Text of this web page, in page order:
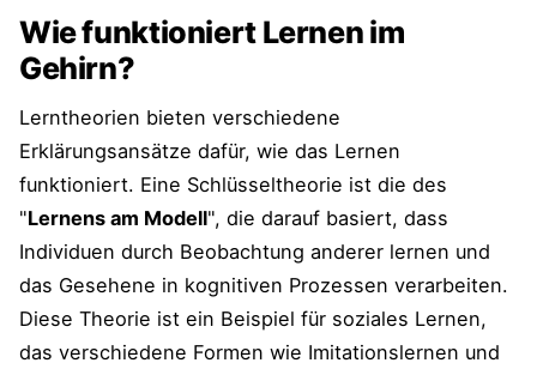
Die Rolle von Wiederholung und
Konsolidierung
Weitere und verrückte Ideen, um die
Lernmotivation und den Lernerfolg zu
Lernstoff einteilen – eine Salami bitte!
Erfolg mit dem bildlichen Vorstellen
Rappen hilft nicht nur dem Deppen
Wie funktioniert Lernen im
Gehirn?
Lerntheorien bieten verschiedene
Erklärungsansätze dafür, wie das Lernen
funktioniert. Eine Schlüsseltheorie ist die des
"Lernens am Modell", die darauf basiert, dass
Individuen durch Beobachtung anderer lernen und
das Gesehene in kognitiven Prozessen verarbeiten.
Diese Theorie ist ein Beispiel für soziales Lernen,
das verschiedene Formen wie Imitationslernen und